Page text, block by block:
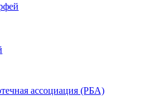
ассоциация (РБА)